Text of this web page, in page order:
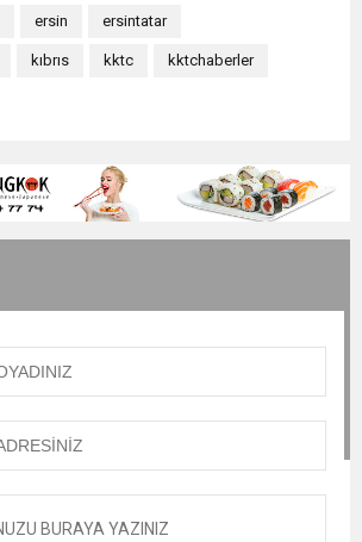
ersin ersintatar
kıbrıs kktc kktchaberler